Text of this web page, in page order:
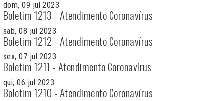
dom, 09 jul 2023
Boletim 1213 - Atendimento Coronavírus
sab, 08 jul 2023
Boletim 1212 - Atendimento Coronavírus
sex, 07 jul 2023
Boletim 1211 - Atendimento Coronavírus
qui, 06 jul 2023
Boletim 1210 - Atendimento Coronavírus